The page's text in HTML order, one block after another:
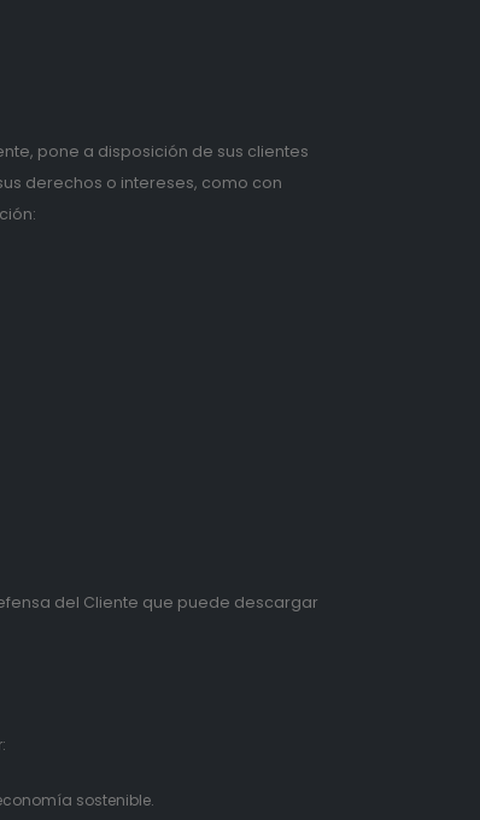
pone a disposición de sus clientes
derechos o intereses, como con
del Cliente que puede descargar
sostenible.